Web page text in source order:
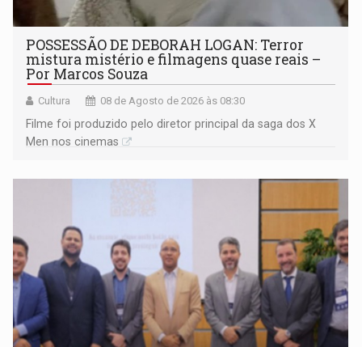
POSSESSÃO DE DEBORAH LOGAN: Terror
mistura mistério e filmagens quase reais –
Por Marcos Souza
Cultura 08 de Agosto de 2026 às 08:30
Filme foi produzido pelo diretor principal da saga dos X
Men nos cinemas